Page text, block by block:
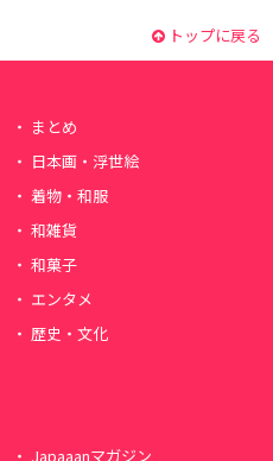
トップに戻る
まとめ
日本画・浮世絵
着物・和服
和雑貨
和菓子
エンタメ
歴史・文化
Japaaanマガジン